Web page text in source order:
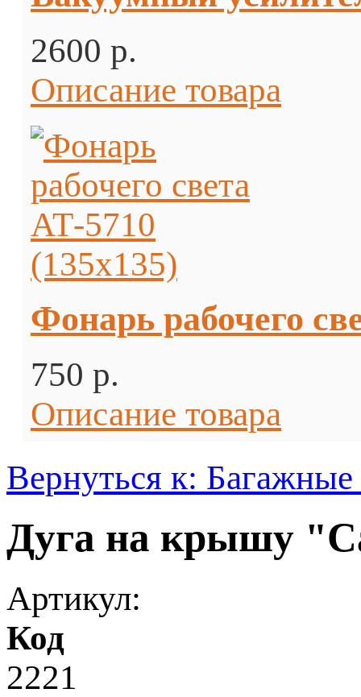
2600 p.
Описание товара
Фонарь рабочего
750 p.
Описание товара
Вернуться к:
Дуга на крышу
Артикул:
Код
2221